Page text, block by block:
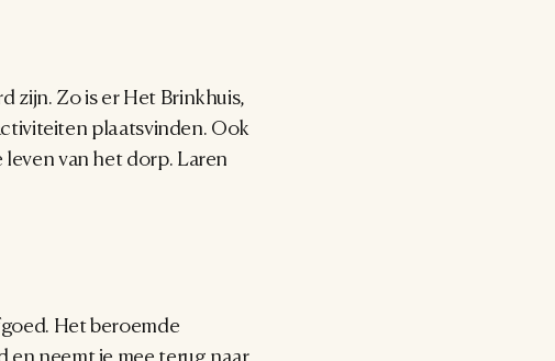
zijn. Zo is er Het Brinkhuis,
plaatsvinden. Ook
leven van het dorp. Laren
Het beroemde